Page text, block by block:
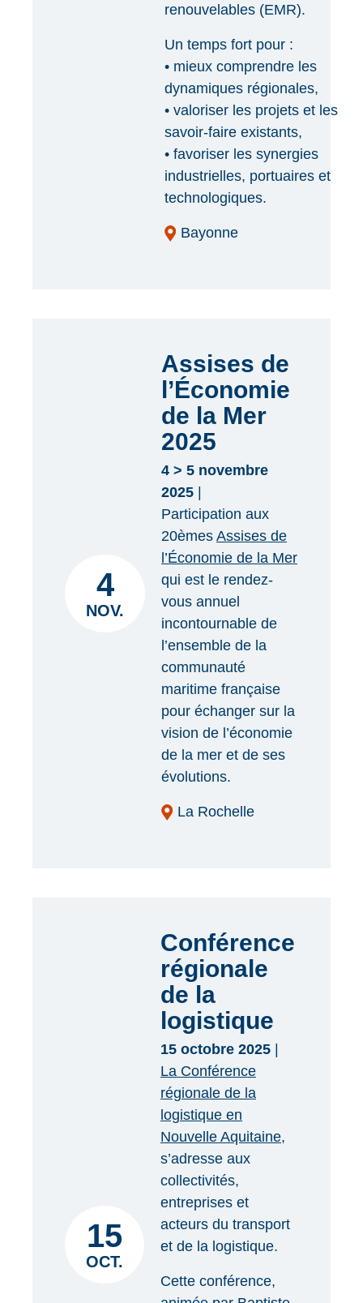
renouvelables (EMR).
Un temps fort pour :
• mieux comprendre les
dynamiques régionales,
• valoriser les projets et les
savoir-faire existants,
• favoriser les synergies
industrielles, portuaires et
technologiques.
Bayonne
4
NOV.
Assises de
l’Économie
de la Mer
2025
4 > 5 novembre
2025
Participation aux
20èmes Assises de
l’Économie de la Mer
qui est le rendez-
vous annuel
incontournable de
l’ensemble de la
communauté
maritime française
pour échanger sur la
vision de l’économie
de la mer et de ses
évolutions.
La Rochelle
15
OCT.
Conférence
régionale
de la
logistique
15 octobre 2025
La Conférence
régionale de la
logistique en
Nouvelle Aquitaine,
s’adresse aux
collectivités,
entreprises et
acteurs du transport
et de la logistique.
Cette conférence,